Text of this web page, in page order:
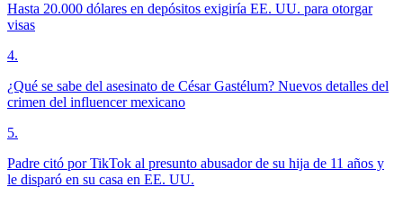
Hasta 20.000 dólares en depósitos exigiría EE. UU. para otorgar
visas
4.
¿Qué se sabe del asesinato de César Gastélum? Nuevos detalles del
crimen del influencer mexicano
5.
Padre citó por TikTok al presunto abusador de su hija de 11 años y
le disparó en su casa en EE. UU.